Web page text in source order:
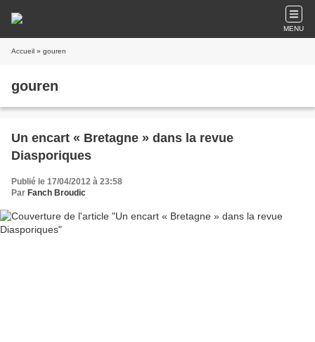
MENU
Accueil » gouren
gouren
Un encart « Bretagne » dans la revue
Diasporiques
Publié le 17/04/2012 à 23:58
Par Fanch Broudic